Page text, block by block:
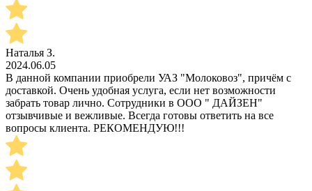
Наталья З.
2024.06.05
В данной компании приобрели УАЗ "Молоковоз", причём с
доставкой. Очень удобная услуга, если нет возможности
забрать товар лично. Сотрудники в ООО " ДАЙЗЕН"
отзывчивые и вежливые. Всегда готовы ответить на все
вопросы клиента. РЕКОМЕНДУЮ!!!